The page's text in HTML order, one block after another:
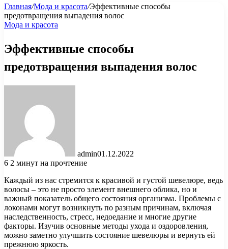
Главная/Мода и красота/Эффективные способы
предотвращения выпадения волос
Мода и красота
Эффективные способы
предотвращения выпадения волос
admin01.12.2022
6 2 минут на прочтение
Каждый из нас стремится к красивой и густой шевелюре, ведь
волосы – это не просто элемент внешнего облика, но и
важный показатель общего состояния организма. Проблемы с
локонами могут возникнуть по разным причинам, включая
наследственность, стресс, недоедание и многие другие
факторы. Изучив основные методы ухода и оздоровления,
можно заметно улучшить состояние шевелюры и вернуть ей
прежнюю яркость.